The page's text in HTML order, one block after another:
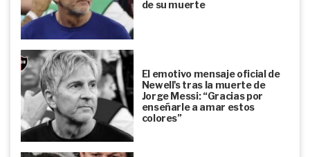
de su muerte
El emotivo mensaje oficial de
Newell's tras la muerte de
Jorge Messi: “Gracias por
enseñarle a amar estos
colores”